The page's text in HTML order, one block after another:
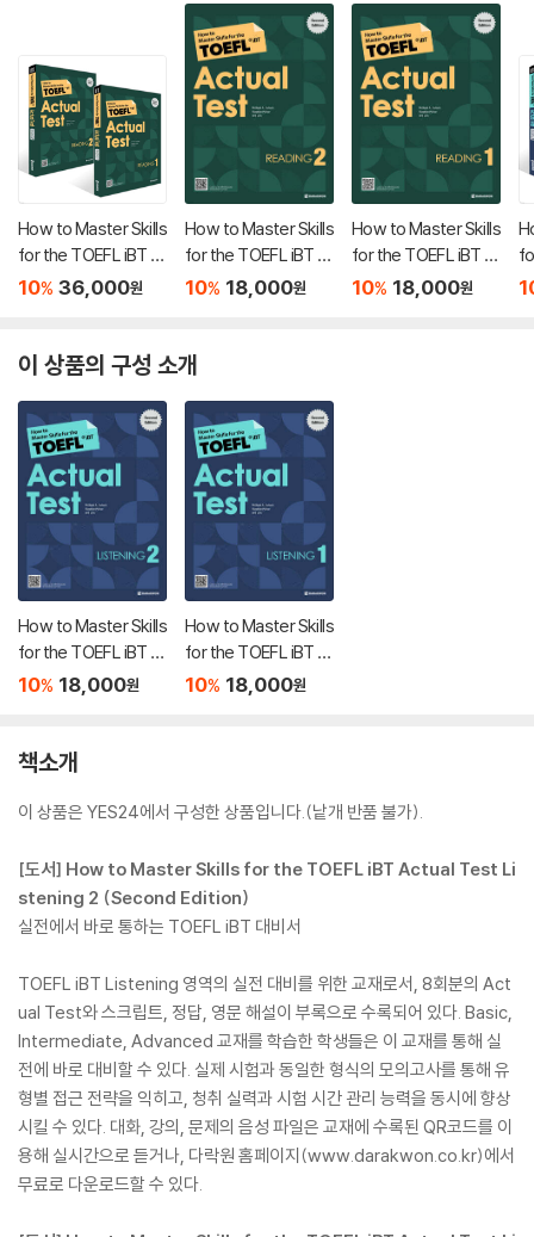
How to Master Skills
for the TOEFL iBT A
ctual Test Reading 1
10% 36,000원
How to Master Skills
for the TOEFL iBT A
ctual Test Reading 2
10% 18,000원
How to Master Skills
for the TOEFL iBT A
ctual Test Reading 1
10% 18,000원
이 상품의 구성 소개
How to Master Skills
for the TOEFL iBT A
ctual Test Listening
10% 18,000원
How to Master Skills
for the TOEFL iBT A
ctual Test Listening
10% 18,000원
책소개
이 상품은 YES24에서 구성한 상품입니다.(낱개 반품 불가).
[도서] How to Master Skills for the TOEFL iBT Actual Test Li
stening 2 (Second Edition)
실전에서 바로 통하는 TOEFL iBT 대비서
TOEFL iBT Listening 영역의 실전 대비를 위한 교재로서, 8회분의 Act
ual Test와 스크립트, 정답, 영문 해설이 부록으로 수록되어 있다. Basic,
Intermediate, Advanced 교재를 학습한 학생들은 이 교재를 통해 실
전에 바로 대비할 수 있다. 실제 시험과 동일한 형식의 모의고사를 통해 유
형별 접근 전략을 익히고, 청취 실력과 시험 시간 관리 능력을 동시에 향상
시킬 수 있다. 대화, 강의, 문제의 음성 파일은 교재에 수록된 QR코드를 이
용해 실시간으로 듣거나, 다락원 홈페이지(www.darakwon.co.kr)에서
무료로 다운로드할 수 있다.